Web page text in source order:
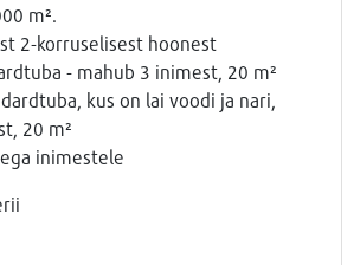
m².
2-korruselisest hoonest
- mahub 3 inimest, 20 m²
kus on lai voodi ja nari,
20 m²
inimestele